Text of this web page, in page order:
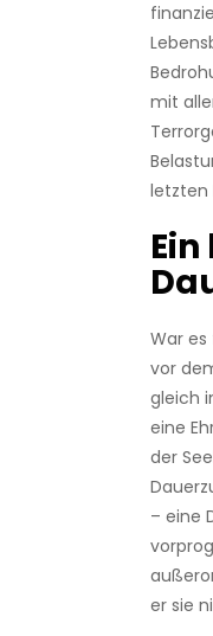
mit
letzten
War
vor
gleich
eine
der
– eine
er sie